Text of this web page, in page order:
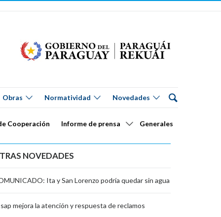
Obras Normatividad Novedades
Cooperación Informe de prensa Generales
NOVEDADES
Ita y San Lorenzo podría quedar sin agua
mejora la atención y respuesta de reclamos